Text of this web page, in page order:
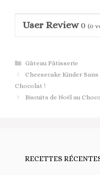
User Review 0 (0
Catégories
Gâteau Pâtisserie
Cheesecake Kinder
Chocolat !
Biscuits de Noël au
RECETTES